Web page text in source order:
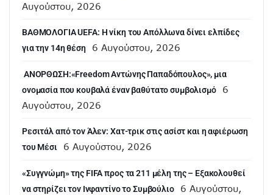
Αυγούστου, 2026
ΒΑΘΜΟΛΟΓΙΑ UEFA: Η νίκη του Απόλλωνα δίνει ελπίδες
για την 14η θέση
6 Αυγούστου, 2026
ANOΡΘΩΣΗ:«Freedom Αντώνης Παπαδόπουλος», μια
ονομασία που κουβαλά έναν βαθύτατο συμβολισμό
6
Αυγούστου, 2026
Ρεσιτάλ από τον Άλεν: Χατ-τρικ στις ασίστ και η αφιέρωση
του Μέσι
6 Αυγούστου, 2026
«Συγγνώμη» της FIFA προς τα 211 μέλη της – Εξακολουθεί
να στηρίζει τον Ινφαντίνο το Συμβούλιο
6 Αυγούστου,